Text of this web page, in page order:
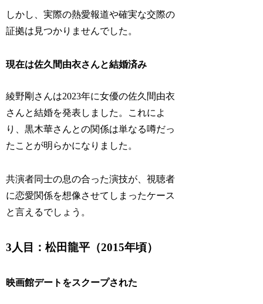
しかし、実際の熱愛報道や確実な交際の
証拠は見つかりませんでした。
現在は佐久間由衣さんと結婚済み
綾野剛さんは2023年に女優の佐久間由衣
さんと結婚を発表しました。これによ
り、黒木華さんとの関係は単なる噂だっ
たことが明らかになりました。
共演者同士の息の合った演技が、視聴者
に恋愛関係を想像させてしまったケース
と言えるでしょう。
3人目：松田龍平（2015年頃）
映画館デートをスクープされた